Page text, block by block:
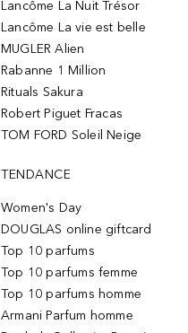
Lancôme La Nuit Trésor
Lancôme La vie est belle
MUGLER Alien
Rabanne 1 Million
Rituals Sakura
Robert Piguet Fracas
TOM FORD Soleil Neige
TENDANCE
Women's Day
DOUGLAS online giftcard
Top 10 parfums
Top 10 parfums femme
Top 10 parfums homme
Armani Parfum homme